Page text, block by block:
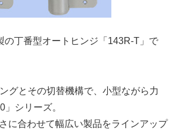
の丁番型オートヒンジ「143R-T」で
グとその切替機構で、小型ながら力
シリーズ。
に合わせて幅広い製品をラインアップ